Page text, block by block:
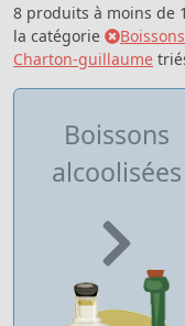
8 produits à moins de
la catégorie
Charton-guillaume
Boissons
alcoolisées